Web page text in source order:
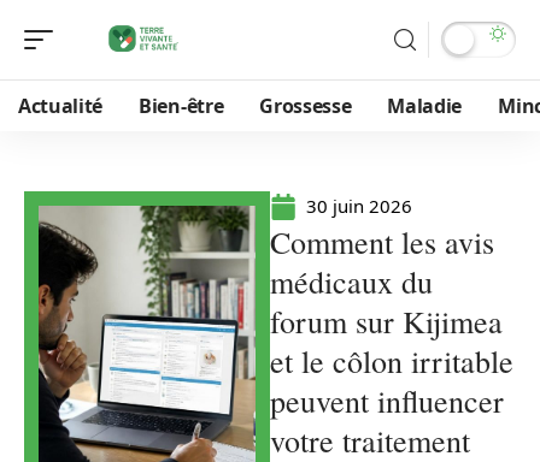
Actualité Bien-être Grossesse Maladie
30 juin 2026
Comment les avis
médicaux du
forum sur Kijimea
et le côlon irritable
peuvent influencer
votre traitement